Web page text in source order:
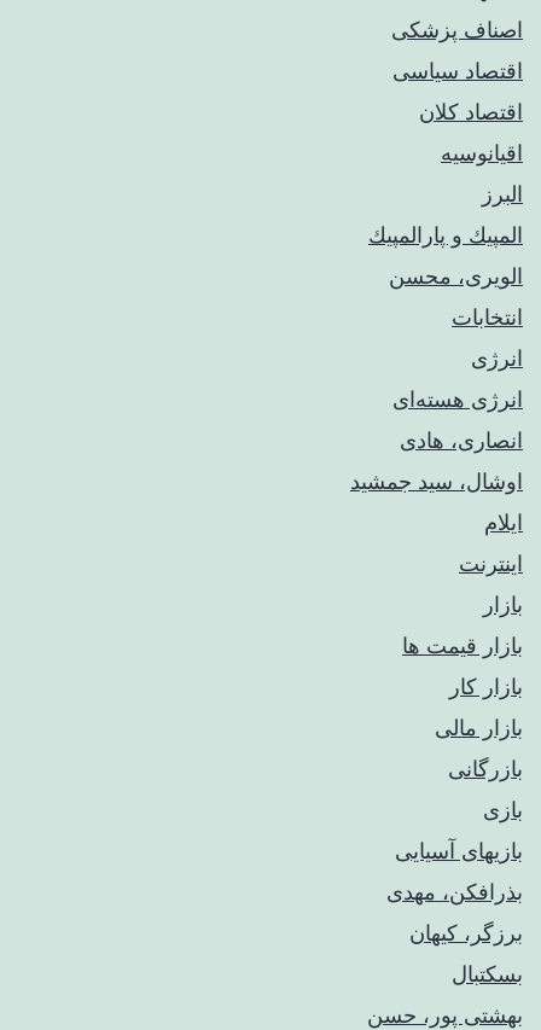
اصناف پزشکی
اقتصاد سیاسی
اقتصاد کلان
اقیانوسیه
البرز
المپيك و پارالمپيك
الویری، محسن
انتخابات
انرژی
انرژی هسته‌ای
انصاری، هادی
اوشال، سید جمشید
ایلام
اینترنت
بازار
بازار قیمت ها
بازار کار
بازار مالی
بازرگانی
بازی
بازیهای آسیایی
بذرافکن، مهدی
برزگر، کیهان
بسکتبال
بهشتی پور، حسن